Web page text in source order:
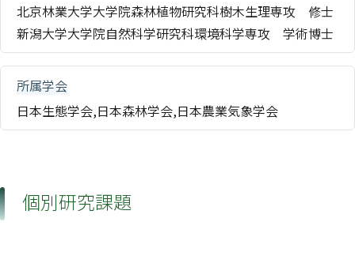
北京林業大学大学院森林植物研究科樹木生理専攻 修士
新潟大学大学院自然科学研究科環境科学専攻 学術博士
所属学会
日本生態学会,日本森林学会,日本農業気象学会
個別研究課題